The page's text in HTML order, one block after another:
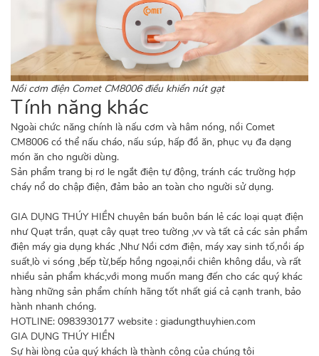
Nồi cơm điện Comet CM8006 điều khiển nút gạt
Tính năng khác
Ngoài chức năng chính là nấu cơm và hâm nóng, nồi Comet
CM8006 có thể nấu cháo, nấu súp, hấp đồ ăn, phục vụ đa dạng
món ăn cho người dùng.
Sản phẩm trang bị rơ le ngắt điện tự động, tránh các trường hợp
cháy nổ do chập điện, đảm bảo an toàn cho người sử dụng.
GIA DỤNG THÚY HIỀN chuyên bán buôn bán lẻ các loại quạt điện
như Quạt trần, quạt cây quạt treo tường ,vv và tất cả các sản phẩm
điện máy gia dụng khác ,Như Nồi cơm điện, máy xay sinh tố,nồi áp
suất,lò vi sóng ,bếp từ,bếp hồng ngoại,nồi chiên không dầu, và rất
nhiều sản phẩm khác,với mong muốn mang đến cho các quý khác
hàng những sản phẩm chính hãng tốt nhất giá cả cạnh tranh, bảo
hành nhanh chóng.
HOTLINE: 0983930177 website : giadungthuyhien.com
GIA DỤNG THÚY HIỀN
Sự hài lòng của quý khách là thành công của chúng tôi